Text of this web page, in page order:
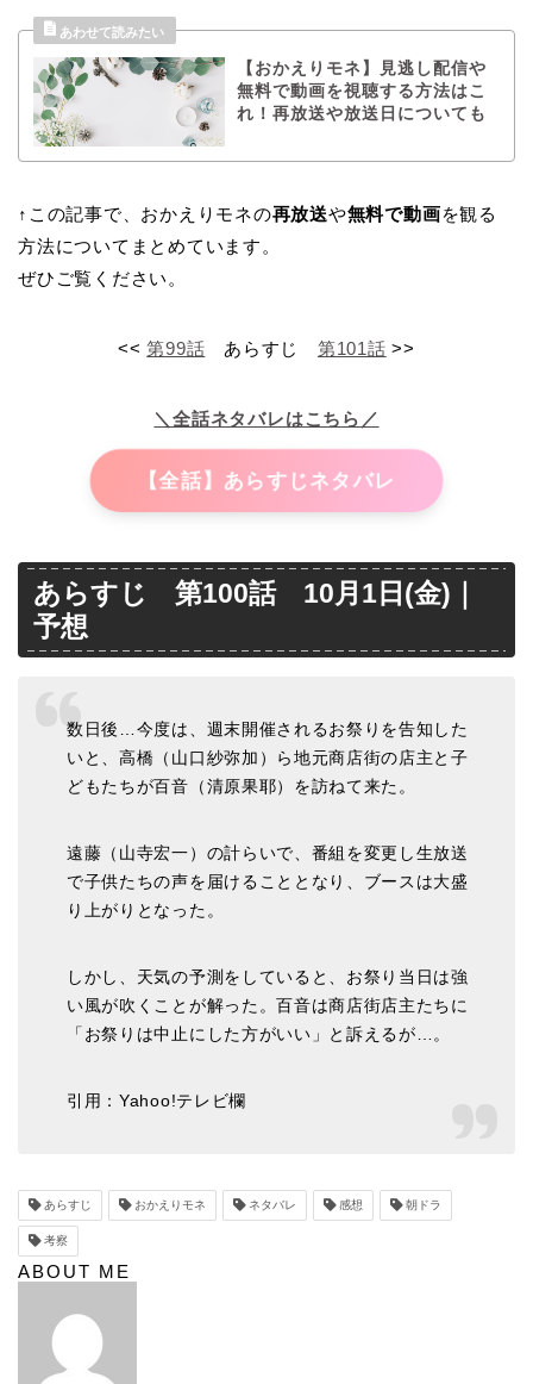
【おかえりモネ】見逃し配信や
無料で動画を視聴する方法はこ
れ！再放送や放送日についても
↑この記事で、おかえりモネの再放送や無料で動画を観る
方法についてまとめています。
ぜひご覧ください。
<<第99話 あらすじ 第101話 >>
＼全話ネタバレはこちら／
【全話】あらすじネタバレ
あらすじ 第100話 10月1日(金)｜
予想
数日後…今度は、週末開催されるお祭りを告知した
いと、高橋（山口紗弥加）ら地元商店街の店主と子
どもたちが百音（清原果耶）を訪ねて来た。
遠藤（山寺宏一）の計らいで、番組を変更し生放送
で子供たちの声を届けることとなり、ブースは大盛
り上がりとなった。
しかし、天気の予測をしていると、お祭り当日は強
い風が吹くことが解った。百音は商店街店主たちに
「お祭りは中止にした方がいい」と訴えるが…。
引用：Yahoo!テレビ欄
あらすじ おかえりモネ ネタバレ 感想 朝ドラ
考察
ABOUT ME